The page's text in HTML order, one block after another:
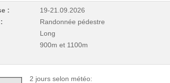
:
19-21.09.2026
Randonnée pédestre
Long
900m et 1100m
2 jours selon météo: